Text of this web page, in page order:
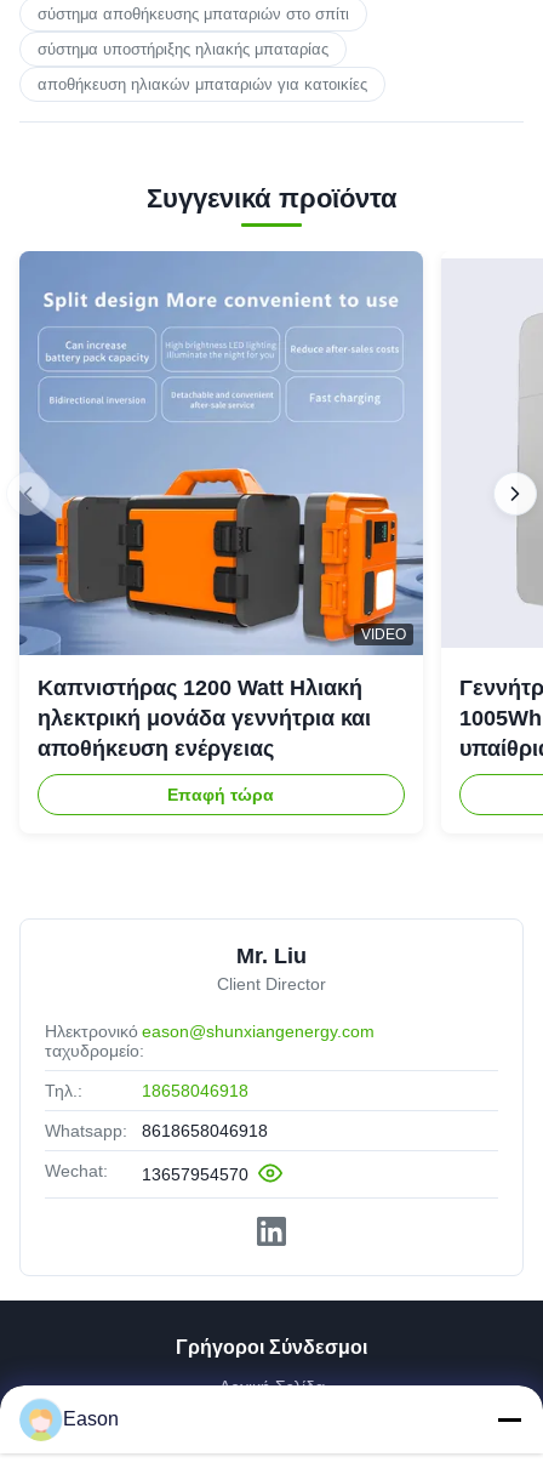
σύστημα αποθήκευσης μπαταριών στο σπίτι
σύστημα υποστήριξης ηλιακής μπαταρίας
αποθήκευση ηλιακών μπαταριών για κατοικίες
Συγγενικά προϊόντα
VIDEO
Καπνιστήρας 1200 Watt Ηλιακή
ηλεκτρική μονάδα γεννήτρια και
αποθήκευση ενέργειας
Επαφή τώρα
Mr. Liu
Client Director
Ηλεκτρονικό
ταχυδρομείο:
eason@shunxiangenergy.com
Τηλ.: 18658046918
Whatsapp: 8618658046918
Wechat: 13657954570
Γρήγοροι Σύνδεσμοι
Αρχική Σελίδα
Βίντεο
Eason